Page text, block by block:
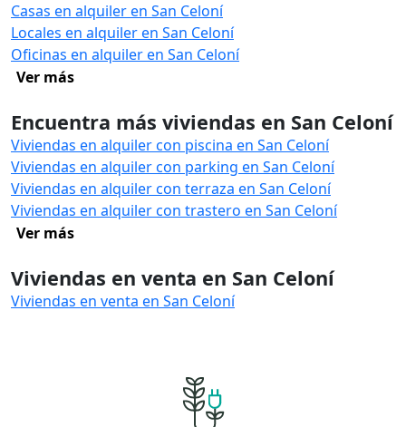
Casas en alquiler en San Celoní
Locales en alquiler en San Celoní
Oficinas en alquiler en San Celoní
Ver más
Encuentra más viviendas en San Celoní
Viviendas en alquiler con piscina en San Celoní
Viviendas en alquiler con parking en San Celoní
Viviendas en alquiler con terraza en San Celoní
Viviendas en alquiler con trastero en San Celoní
Ver más
Viviendas en venta en San Celoní
Viviendas en venta en San Celoní